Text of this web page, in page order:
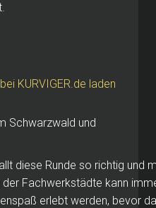
KURVIGER.de laden
diese Runde so richtig und
Fachwerkstädte kann
erlebt werden, bevor